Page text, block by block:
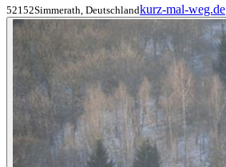
52152Simmerath, Deutschlandkurz-mal-weg.de